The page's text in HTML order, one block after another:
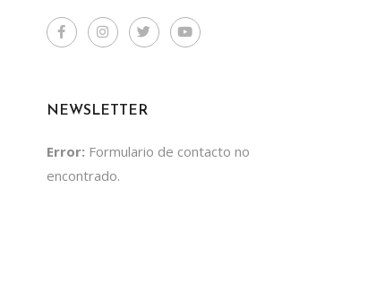
NEWSLETTER
Error: Formulario de contacto no
encontrado.